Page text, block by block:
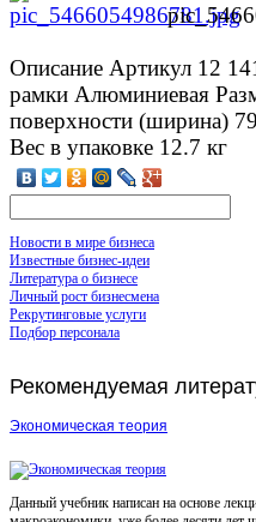
Описание Артикул 12
рамки Алюминиевая
поверхности (ширина)
Вес в упаковке 12.7 кг
Новости в мире бизнеса
Известные бизнес-идеи
Литература о бизнесе
Личный рост бизнесмена
Рекрутинговые услуги
Подбор персонала
Рекомендуемая
Экономическая теория
Данный учебник написан на основе